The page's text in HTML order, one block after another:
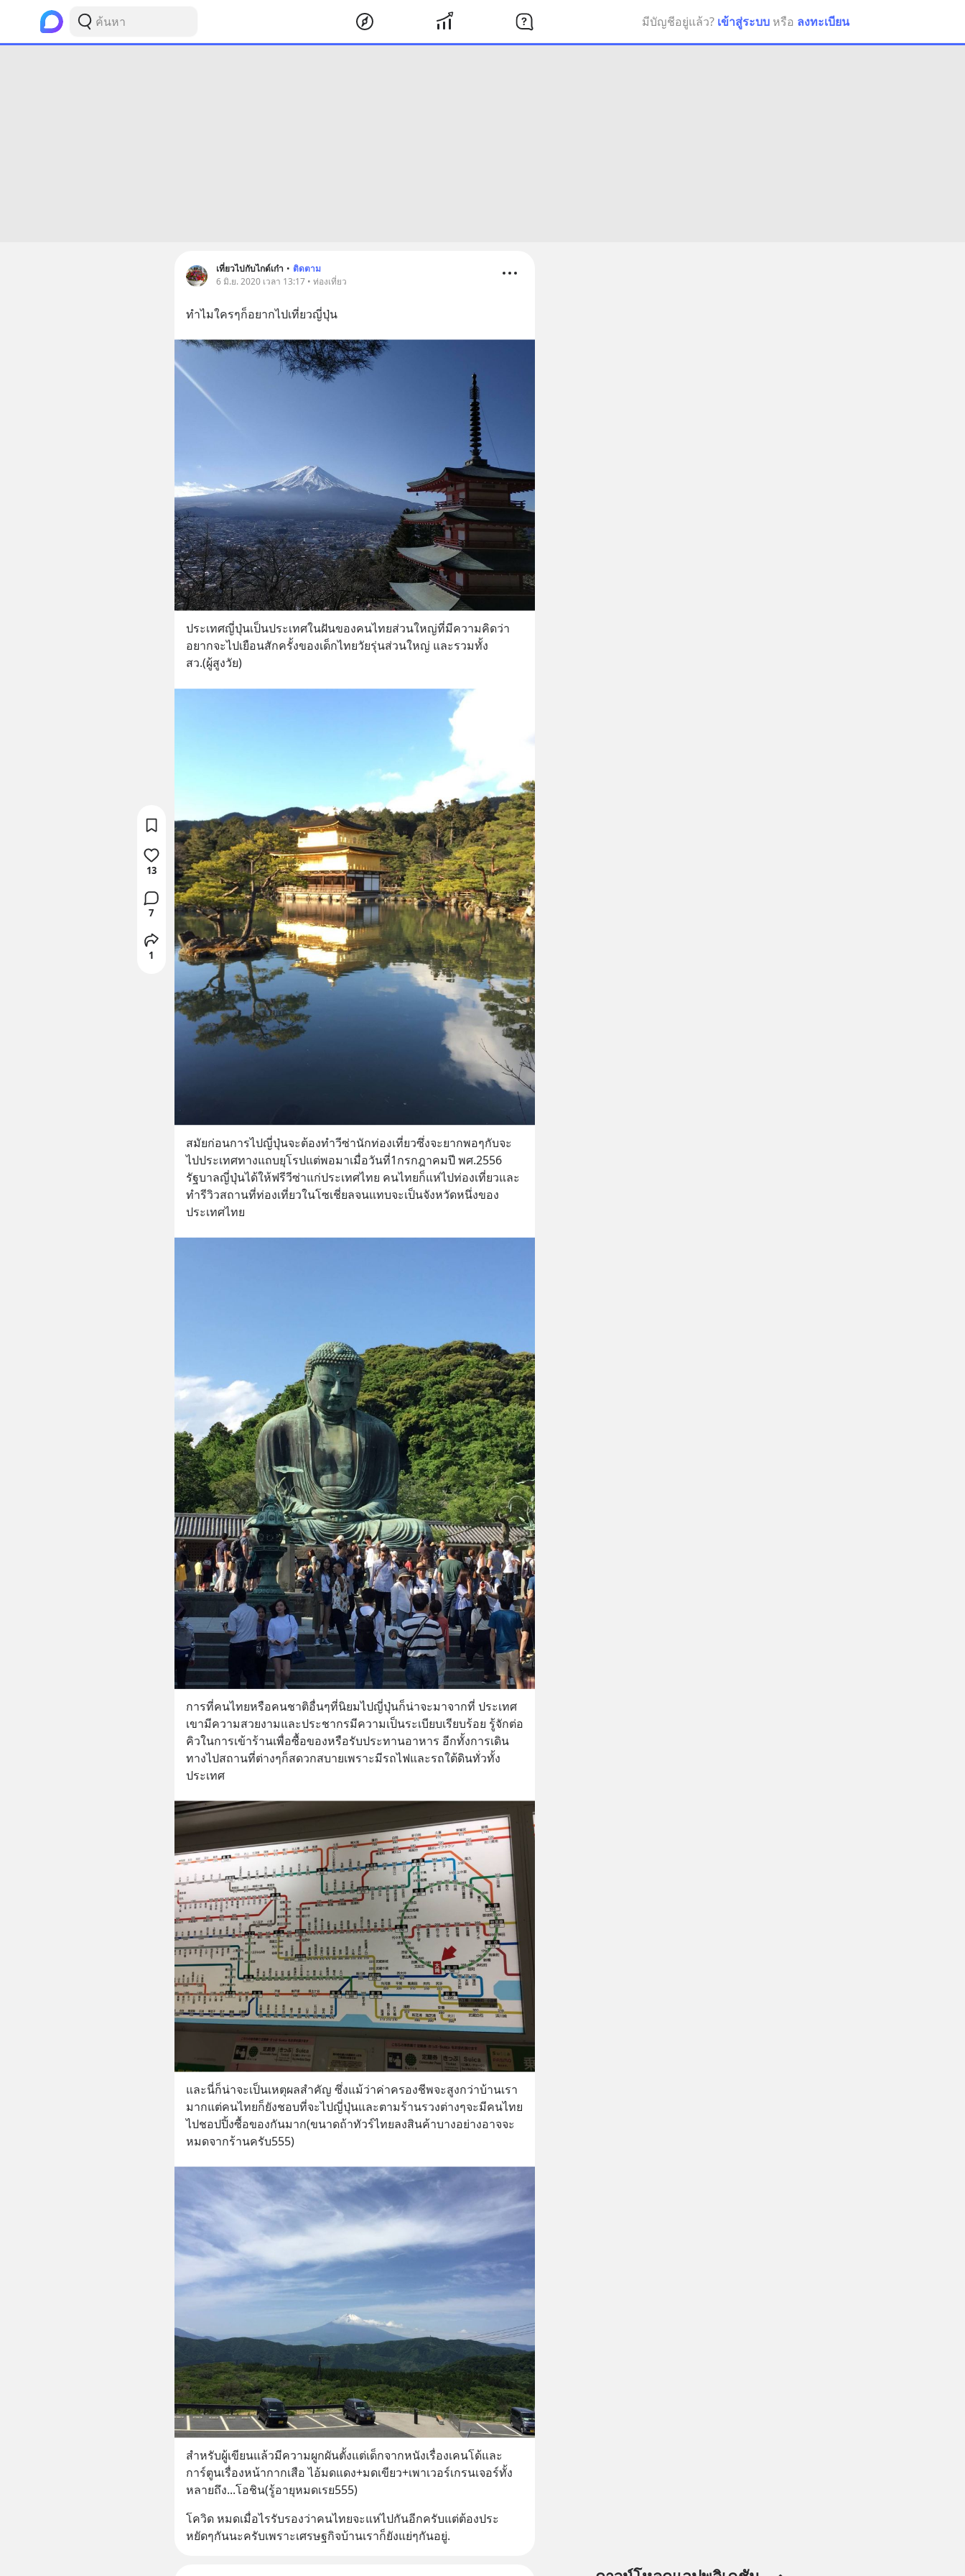
มีบัญชีอยู่แล้ว? เข้าสู่ระบบ หรือ ลงทะเบียน
เที่ยวไปกับไกด์เก๋า • ติดตาม
6 มิ.ย. 2020 เวลา 13:17 • ท่องเที่ยว
ทำไมใครๆก็อยากไปเที่ยวญี่ปุ่น
ประเทศญี่ปุ่นเป็นประเทศในฝันของคนไทยส่วนใหญ่ที่มีความคิดว่า
อยากจะไปเยือนสักครั้งของเด็กไทยวัยรุ่นส่วนใหญ่ และรวมทั้ง
สว.(ผู้สูงวัย)
สมัยก่อนการไปญี่ปุ่นจะต้องทำวีซ่านักท่องเที่ยวซึ่งจะยากพอๆกับจะ
ไปประเทศทางแถบยุโรปแต่พอมาเมื่อวันที่1กรกฎาคมปี พศ.2556
รัฐบาลญี่ปุ่นได้ให้ฟรีวีซ่าแก่ประเทศไทย คนไทยก็แห่ไปท่องเที่ยวและ
ทำรีวิวสถานที่ท่องเที่ยวในโซเชี่ยลจนแทบจะเป็นจังหวัดหนึ่งของ
ประเทศไทย
การที่คนไทยหรือคนชาติอื่นๆที่นิยมไปญี่ปุ่นก็น่าจะมาจากที่ ประเทศ
เขามีความสวยงามและประชากรมีความเป็นระเบียบเรียบร้อย รู้จักต่อ
คิวในการเข้าร้านเพื่อซื้อของหรือรับประทานอาหาร อีกทั้งการเดิน
ทางไปสถานที่ต่างๆก็สดวกสบายเพราะมีรถไฟและรถใต้ดินทั่วทั้ง
ประเทศ
และนี่ก็น่าจะเป็นเหตุผลสำคัญ ซึ่งแม้ว่าค่าครองชีพจะสูงกว่าบ้านเรา
มากแต่คนไทยก็ยังชอบที่จะไปญี่ปุ่นและตามร้านรวงต่างๆจะมีคนไทย
ไปชอปปิ้งซื้อของกันมาก(ขนาดถ้าทัวร์ไทยลงสินค้าบางอย่างอาจจะ
หมดจากร้านครับ555)
สำหรับผู้เขียนแล้วมีความผูกผันตั้งแต่เด็กจากหนังเรื่องเคนโด้และ
การ์ตูนเรื่องหน้ากากเสือ ไอ้มดแดง+มดเขียว+เพาเวอร์เกรนเจอร์ทั้ง
หลายถึง...โอชิน(รู้อายุหมดเรย555)
โควิด หมดเมื่อไรรับรองว่าคนไทยจะแห่ไปกันอีกครับแต่ต้องประ
หยัดๆกันนะครับเพราะเศรษฐกิจบ้านเราก็ยังแย่ๆกันอยู่.
13
7
1